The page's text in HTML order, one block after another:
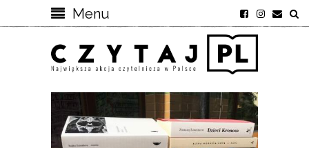
Menu